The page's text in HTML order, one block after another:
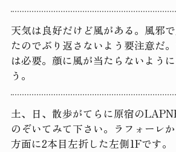
天気は良好だけど風がある。風邪
たのでぶり返さないよう要注意だ
は必要。顔に風が当たらないよう
う。
土、日、散歩がてらに原宿の
のぞいてみて下さい。ラフォーレ
方面に2本目左折した左側1Fです。